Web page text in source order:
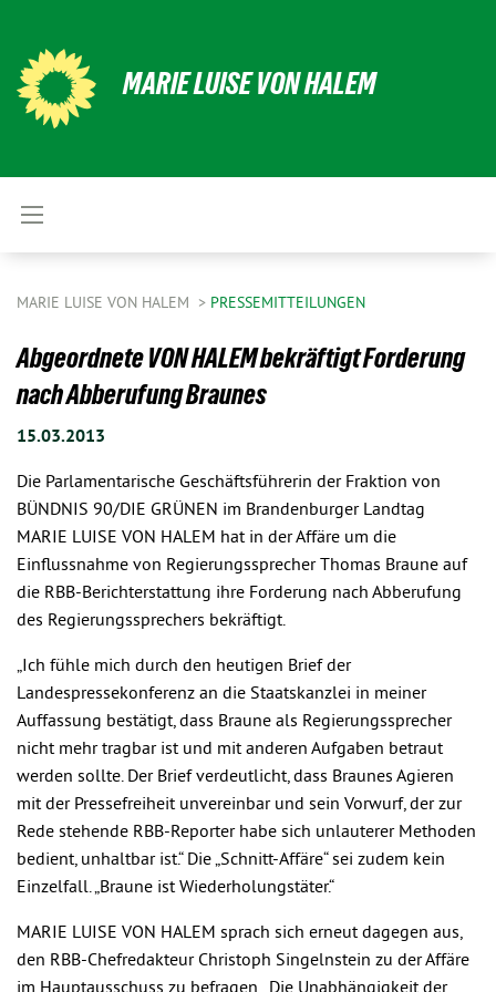
MARIE LUISE VON HALEM
MARIE LUISE VON HALEM PRESSEMITTEILUNGEN
Abgeordnete VON HALEM bekräftigt Forderung
nach Abberufung Braunes
15.03.2013
Die Parlamentarische Geschäftsführerin der Fraktion von
BÜNDNIS 90/DIE GRÜNEN im Brandenburger Landtag
MARIE LUISE VON HALEM hat in der Affäre um die
Einflussnahme von Regierungssprecher Thomas Braune auf
die RBB-Berichterstattung ihre Forderung nach Abberufung
des Regierungssprechers bekräftigt.
„Ich fühle mich durch den heutigen Brief der
Landespressekonferenz an die Staatskanzlei in meiner
Auffassung bestätigt, dass Braune als Regierungssprecher
nicht mehr tragbar ist und mit anderen Aufgaben betraut
werden sollte. Der Brief verdeutlicht, dass Braunes Agieren
mit der Pressefreiheit unvereinbar und sein Vorwurf, der zur
Rede stehende RBB-Reporter habe sich unlauterer Methoden
bedient, unhaltbar ist.“ Die „Schnitt-Affäre“ sei zudem kein
Einzelfall. „Braune ist Wiederholungstäter.“
MARIE LUISE VON HALEM sprach sich erneut dagegen aus,
den RBB-Chefredakteur Christoph Singelnstein zu der Affäre